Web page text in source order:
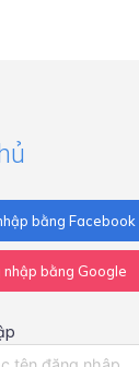
bằng Facebook
bằng Google